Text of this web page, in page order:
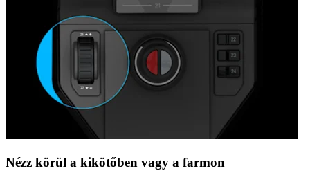
Nézz körül a kikötőben vagy a farmon